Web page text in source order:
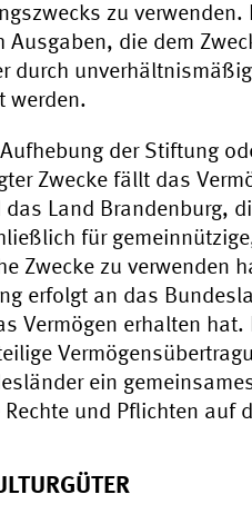
zu verwenden.
Ausgaben, die dem
durch
werden.
der Stiftung
Zwecke fällt das
Land Brandenburg,
für
Zwecke zu verwenden
erfolgt an das
Vermögen erhalten hat.
ein
und Pflichten auf